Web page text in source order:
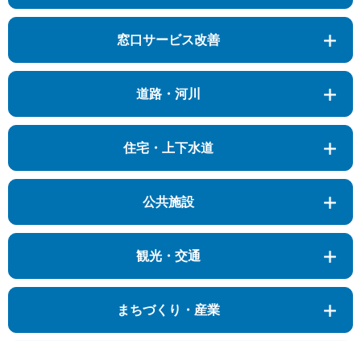
窓口サービス改善
道路・河川
住宅・上下水道
公共施設
観光・交通
まちづくり・産業